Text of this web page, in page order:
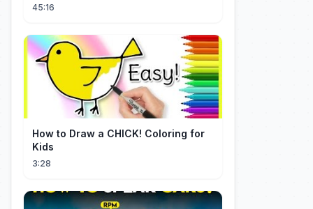
45:16
How to Draw a CHICK! Coloring for
Kids
3:28